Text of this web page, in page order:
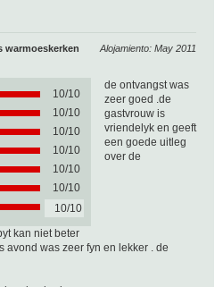
Alojamiento: May 2011
warmoeskerken
10/10
10/10
10/10
10/10
10/10
10/10
10/10
de ontvangst was
zeer goed .de
gastvrouw is
vriendelyk en geeft
een goede uitleg
over de
kan niet beter
avond was zeer fyn en lekker . de